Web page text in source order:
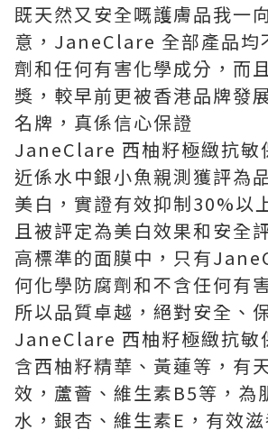
既天然又安全嘅護膚品我一
意， JaneClare 全部產品均
劑和任何有害化學成分，而
獎，較早前更被香港品牌發
名牌，真係信心保證
JaneClare 西柚籽極緻抗敏
近係水中銀小魚親測獲評為
美白，實證有效抑制30%以
且被評定為美白效果和安全
高標準的面膜中，只有
何化學防腐劑和不含任何有
所以品質卓越，絕對安全、
JaneClare 西柚籽極緻抗敏
含西柚籽精華、黃蓮等，有
效，蘆薈、維生素B5等，為
水，銀杏、維生素E ，有效